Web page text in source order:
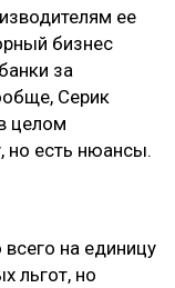
ее
бизнес
за
Серик
целом
но есть нюансы.
всего на единицу
льгот, но